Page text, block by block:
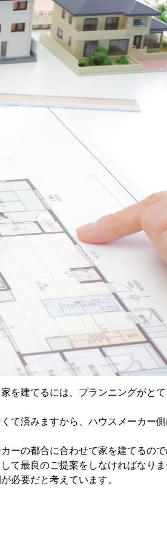
を建てるには、プランニングがと
て済みますから、ハウスメーカー
ーの都合に合わせて家を建てるの
て最良のご提案をしなければなりま
必要だと考えています。